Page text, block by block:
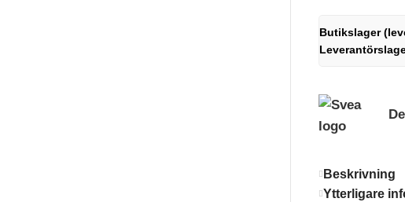
Butikslager
Beskrivning
Ytterligare